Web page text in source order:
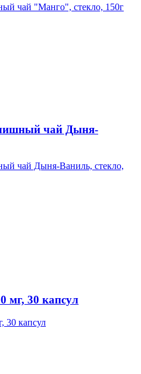
чай Дыня-
мг, 30 капсул